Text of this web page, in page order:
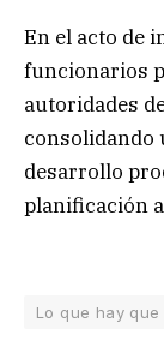
En el acto de
funcionarios
autoridades
consolidando
desarrollo
planificación
Lo que hay que